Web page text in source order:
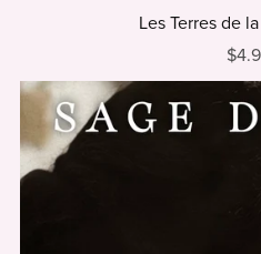
Les Terres de